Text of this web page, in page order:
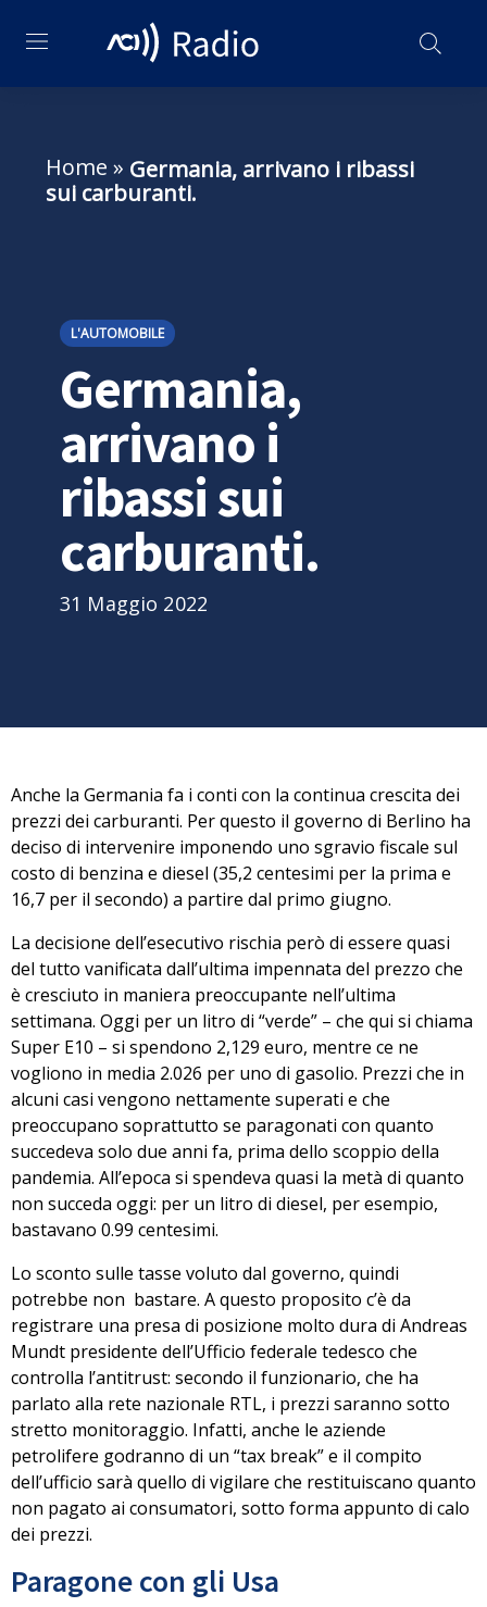
Home » Germania, arrivano i ribassi
sui carburanti.
L'AUTOMOBILE
Germania,
arrivano i
ribassi sui
carburanti.
31 Maggio 2022
Anche la Germania fa i conti con la continua crescita dei
prezzi dei carburanti. Per questo il governo di Berlino ha
deciso di intervenire imponendo uno sgravio fiscale sul
costo di benzina e diesel (35,2 centesimi per la prima e
16,7 per il secondo) a partire dal primo giugno.
La decisione dell’esecutivo rischia però di essere quasi
del tutto vanificata dall’ultima impennata del prezzo che
è cresciuto in maniera preoccupante nell’ultima
settimana. Oggi per un litro di “verde” – che qui si chiama
Super E10 – si spendono 2,129 euro, mentre ce ne
vogliono in media 2.026 per uno di gasolio. Prezzi che in
alcuni casi vengono nettamente superati e che
preoccupano soprattutto se paragonati con quanto
succedeva solo due anni fa, prima dello scoppio della
pandemia. All’epoca si spendeva quasi la metà di quanto
non succeda oggi: per un litro di diesel, per esempio,
bastavano 0.99 centesimi.
Lo sconto sulle tasse voluto dal governo, quindi
potrebbe non bastare. A questo proposito c’è da
registrare una presa di posizione molto dura di Andreas
Mundt presidente dell’Ufficio federale tedesco che
controlla l’antitrust: secondo il funzionario, che ha
parlato alla rete nazionale RTL, i prezzi saranno sotto
stretto monitoraggio. Infatti, anche le aziende
petrolifere godranno di un “tax break”e il compito
dell’ufficio sarà quello di vigilare che restituiscano quanto
non pagato ai consumatori, sotto forma appunto di calo
dei prezzi.
Paragone con gli Usa